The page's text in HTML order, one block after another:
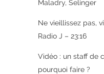
Maladry, Selinger
Ne vieillissez pas,
Radio J – 23:16
Vidéo : un staff de
pourquoi faire ?